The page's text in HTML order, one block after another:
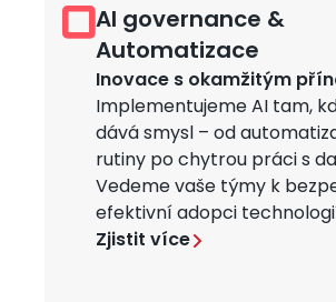
Obrázek
AI governance &
Automatizace
Inovace s okamžitým
Implementujeme AI tam,
dává smysl – od
rutiny po chytrou práci s
Vedeme vaše týmy k
efektivní adopci
Zjistit více